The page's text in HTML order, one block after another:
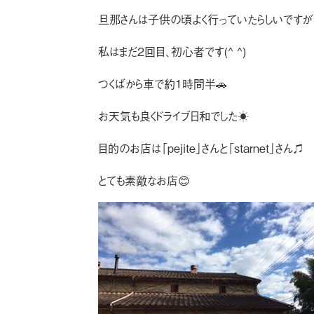
旦那さんは子供の頃よく行っていたらしいですが
私はまだ２回目、初心者です(^ ^)
つくばから車で約１時間半🚗
お天気も良くドライブ日和でした☀︎
目的のお店は「pejite」さんと「starnet」さん♫
とても素敵なお店😊